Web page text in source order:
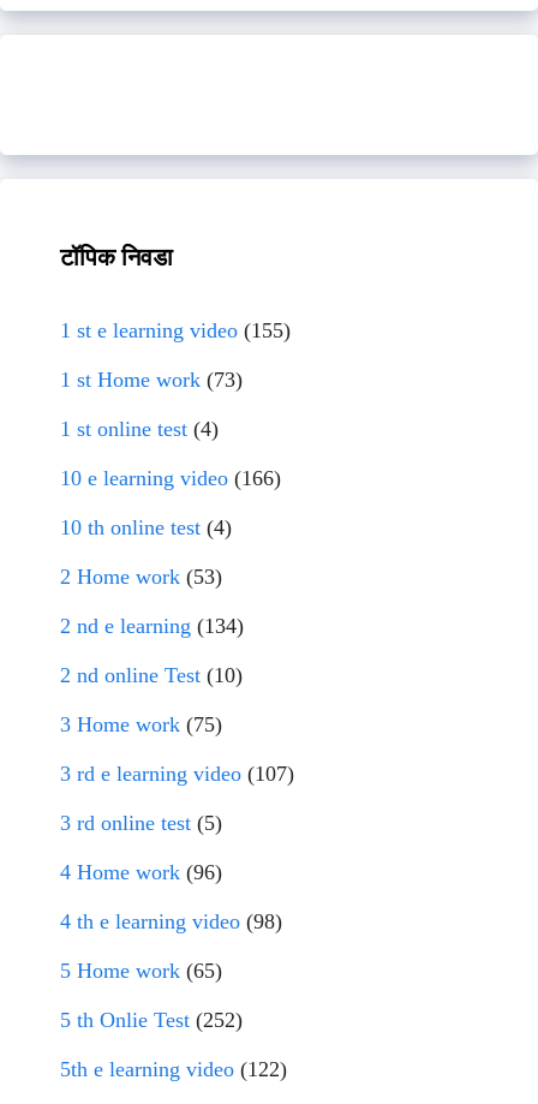
टॉपिक निवडा
1 st e learning video (155)
1 st Home work (73)
1 st online test (4)
10 e learning video (166)
10 th online test (4)
2 Home work (53)
2 nd e learning (134)
2 nd online Test (10)
3 Home work (75)
3 rd e learning video (107)
3 rd online test (5)
4 Home work (96)
4 th e learning video (98)
5 Home work (65)
5 th Onlie Test (252)
5th e learning video (122)